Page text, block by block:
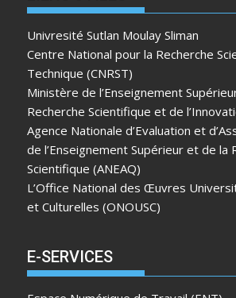
Univresité Sutlan Moulay Sliman
Centre National pour la Recherche
Technique (CNRST)
Ministère de l’Enseignement
Recherche Scientifique et de
Agence Nationale d’Evaluation et
de l’Enseignement Supérieur et de la
Scientifique (ANEAQ)
L’Office National des Œuvres
et Culturelles (ONOUSC)
E-SERVICES